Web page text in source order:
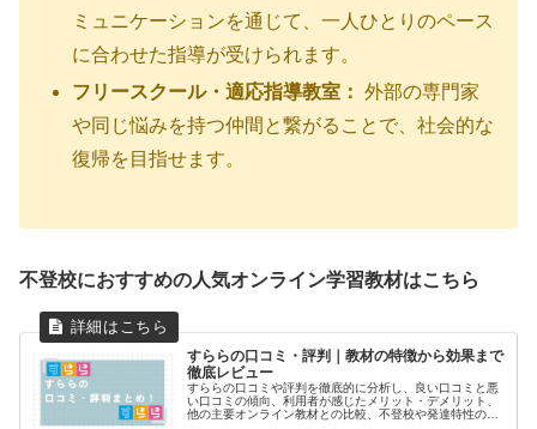
ミュニケーションを通じて、一人ひとりのペース
に合わせた指導が受けられます。
フリースクール・適応指導教室： 外部の専門家
や同じ悩みを持つ仲間と繋がることで、社会的な
復帰を目指せます。
不登校におすすめの人気オンライン学習教材はこちら
すららの口コミ・評判｜教材の特徴から効果まで
徹底レビュー
すららの口コミや評判を徹底的に分析し、良い口コミと悪
い口コミの傾向、利用者が感じたメリット・デメリット、
他の主要オンライン教材との比較、不登校や発達特性のあ